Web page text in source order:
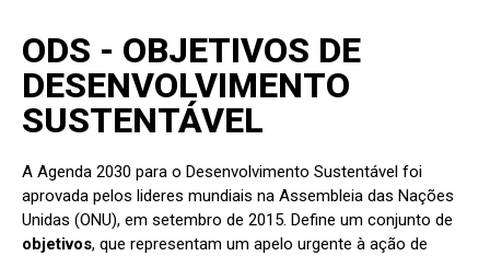
ODS - OBJETIVOS DE
DESENVOLVIMENTO
SUSTENTÁVEL
A Agenda 2030 para o Desenvolvimento Sustentável foi
aprovada pelos lideres mundiais na Assembleia das Nações
Unidas (ONU), em setembro de 2015. Define um conjunto de
objetivos, que representam um apelo urgente à ação de